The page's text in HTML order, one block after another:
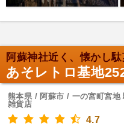
阿蘇神社近く、懐かし駄
あそレトロ基地
熊本県 / 阿蘇市 / 一の宮町宮地
雑貨店
4.7